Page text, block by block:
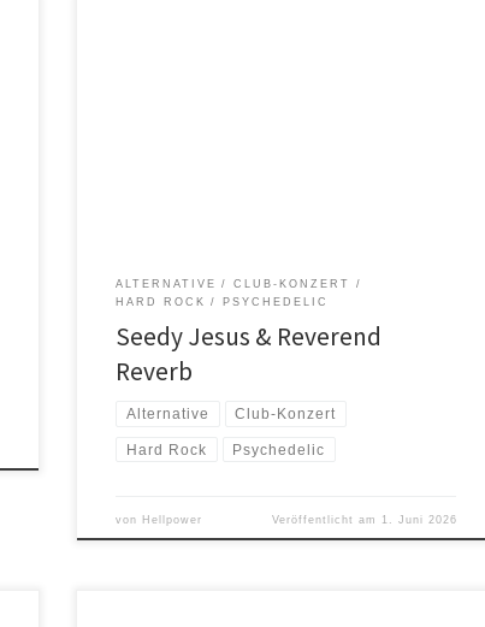
ALTERNATIVE
CLUB-KONZERT
HARD ROCK
PSYCHEDELIC
Seedy Jesus & Reverend
Reverb
Alternative Club-Konzert
Hard Rock Psychedelic
von Hellpower Veröffentlicht am 1. Juni 2026